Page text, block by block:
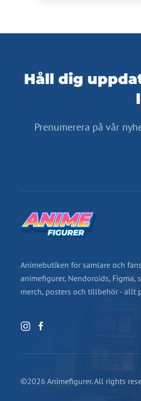
Håll dig
Prenumerera på vår
Animebutiken för samlare och
animefigurer, Nendoroids, Figma,
merch, posters och tillbehör - allt
©2026 Animefigurer. All rights